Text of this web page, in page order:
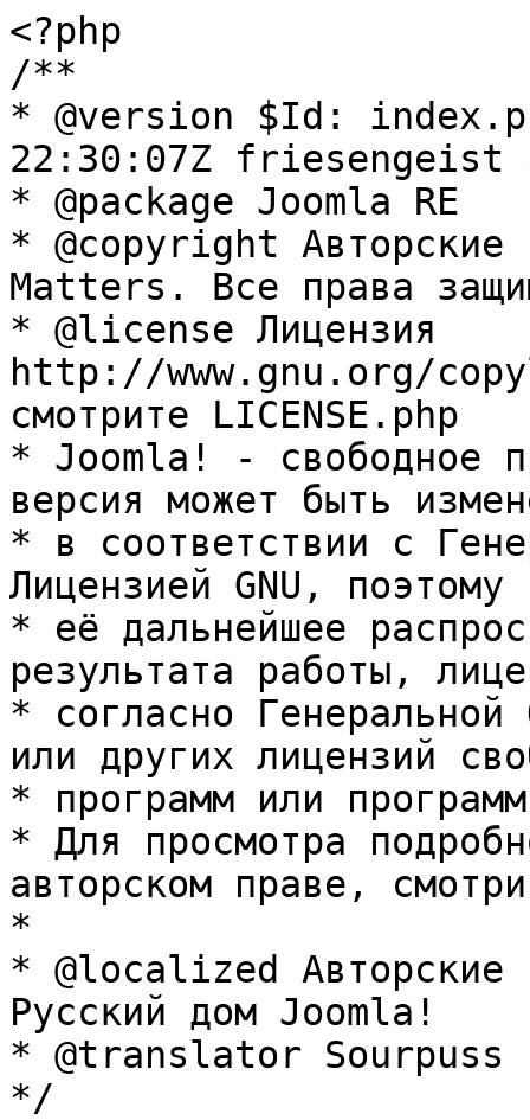
<?php
/**
* @version $Id:
22:30:07Z friesengeist
* @package Joomla RE
* @copyright Авторские
Matters. Все права
* @license Лицензия
http://www.gnu.org/
смотрите LICENSE.php
* Joomla! - свободное
версия может быть
* в соответствии с
Лицензией GNU, поэтому
* её дальнейшее
результата работы,
* согласно Генеральной
или других лицензий
* программ или
* Для просмотра
авторском праве,
*
* @localized Авторские
Русский дом Joomla!
* @translator Sourpuss
*/